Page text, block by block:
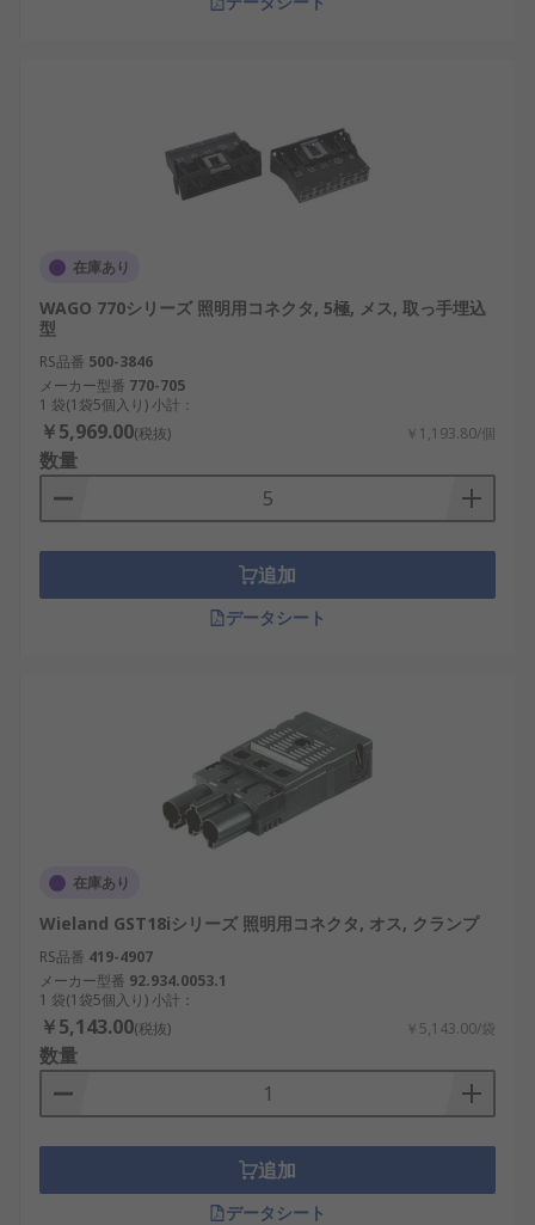
在庫あり
WAGO 770シリーズ 照明用コネクタ, 5極, メス, 取っ手埋込
型
RS品番 500-3846
メーカー型番 770-705
1 袋(1袋5個入り) 小計：
￥5,969.00(税抜) ￥1,193.80/個
数量
追加
データシート
在庫あり
Wieland GST18iシリーズ 照明用コネクタ, オス, クランプ
RS品番 419-4907
メーカー型番 92.934.0053.1
1 袋(1袋5個入り) 小計：
￥5,143.00(税抜) ￥5,143.00/袋
数量
追加
データシート